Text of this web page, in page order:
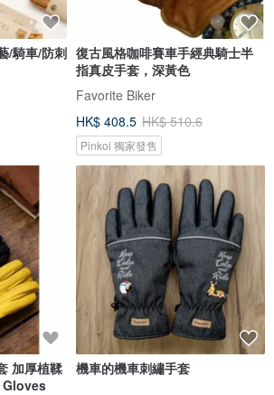
/騎車/防刺 復古風格咖啡賽車手經典騎士半
指真皮手套，深黃色
Favorite Biker
HK$ 408.5 HK$ 510.6
Pinkoi 獨家發售
加厚植鞣
Gloves
機車的機車刺繡手套